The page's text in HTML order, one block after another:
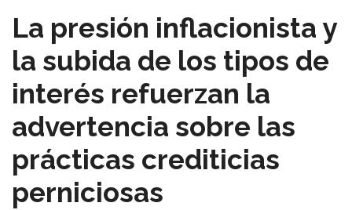
La presión inflacionista y
la subida de los tipos de
interés refuerzan la
advertencia sobre las
prácticas crediticias
perniciosas